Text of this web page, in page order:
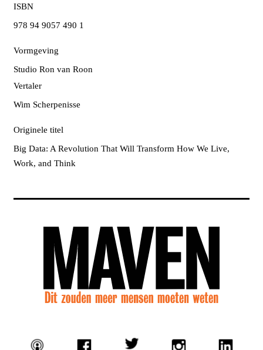
ISBN
978 94 9057 490 1
Vormgeving
Studio Ron van Roon
Vertaler
Wim Scherpenisse
Originele titel
Big Data: A Revolution That Will Transform How We Live,
Work, and Think